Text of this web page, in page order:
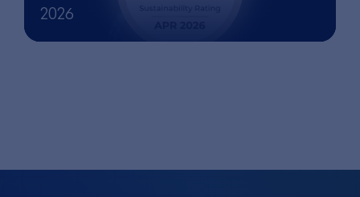
2026